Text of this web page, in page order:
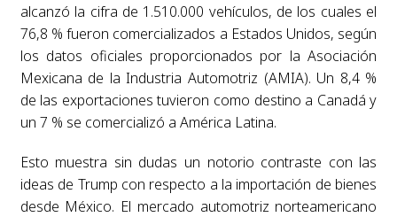
alcanzó la cifra de 1.510.000 vehículos, de los cuales el
76,8 % fueron comercializados a Estados Unidos, según
los datos oficiales proporcionados por la Asociación
Mexicana de la Industria Automotriz (AMIA). Un 8,4 %
de las exportaciones tuvieron como destino a Canadá y
un 7 % se comercializó a América Latina.
Esto muestra sin dudas un notorio contraste con las
ideas de Trump con respecto a la importación de bienes
desde México. El mercado automotriz norteamericano